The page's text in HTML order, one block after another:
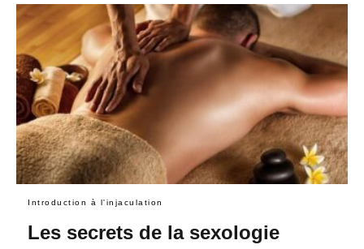
Introduction à l'injaculation
Les secrets de la sexologie